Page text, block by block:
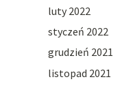
luty 2022
styczeń 2022
grudzień 2021
listopad 2021